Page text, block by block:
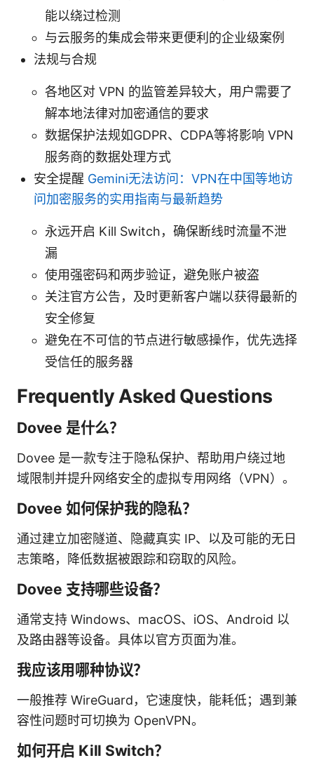
能以绕过检测
与云服务的集成会带来更便利的企业级案例
法规与合规
各地区对 VPN 的监管差异较大，用户需要了
解本地法律对加密通信的要求
数据保护法规如GDPR、CDPA等将影响 VPN
服务商的数据处理方式
安全提醒 Gemini无法访问：VPN在中国等地访
问加密服务的实用指南与最新趋势
永远开启 Kill Switch，确保断线时流量不泄
漏
使用强密码和两步验证，避免账户被盗
关注官方公告，及时更新客户端以获得最新的
安全修复
避免在不可信的节点进行敏感操作，优先选择
受信任的服务器
Frequently Asked Questions
Dovee 是什么？
Dovee 是一款专注于隐私保护、帮助用户绕过地
域限制并提升网络安全的虚拟专用网络（VPN）。
Dovee 如何保护我的隐私？
通过建立加密隧道、隐藏真实 IP、以及可能的无日
志策略，降低数据被跟踪和窃取的风险。
Dovee 支持哪些设备？
通常支持 Windows、macOS、iOS、Android 以
及路由器等设备。具体以官方页面为准。
我应该用哪种协议？
一般推荐 WireGuard，它速度快，能耗低；遇到兼
容性问题时可切换为 OpenVPN。
如何开启 Kill Switch？